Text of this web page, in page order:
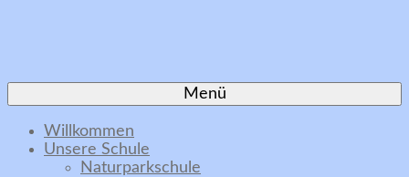
Menü
Willkommen
Unsere Schule
Naturparkschule